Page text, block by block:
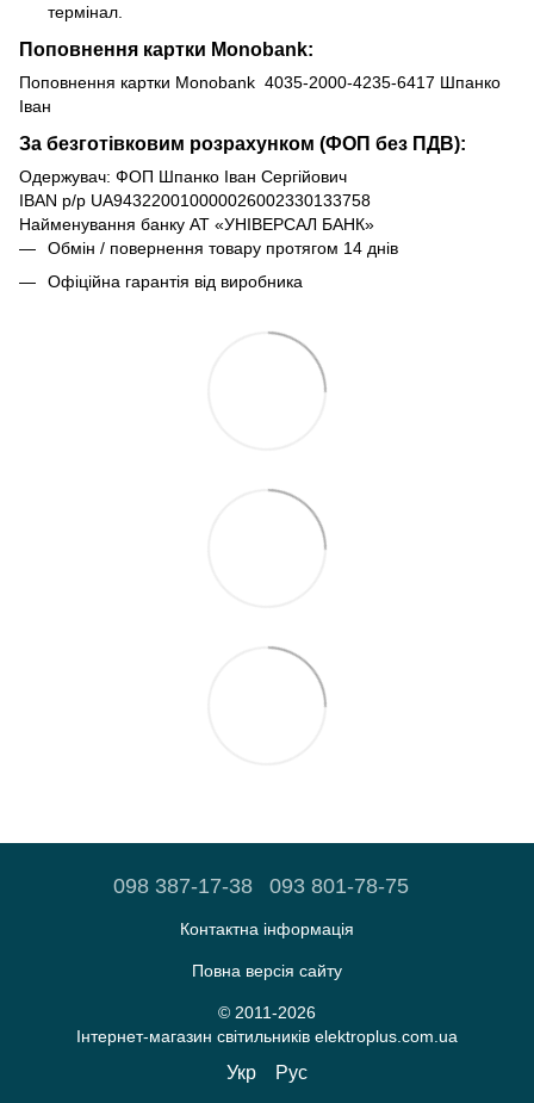
термінал.
Поповнення картки Monobank:
Поповнення картки Monobank 4035-2000-4235-6417 Шпанко
Іван
За безготівковим розрахунком (ФОП без ПДВ):
Одержувач: ФОП Шпанко Іван Сергійович
IBAN р/р UA943220010000026002330133758
Найменування банку АТ «УНІВЕРСАЛ БАНК»
Обмін / повернення товару протягом 14 днів
Офіційна гарантія від виробника
098 387-17-38 093 801-78-75
Контактна інформація
Повна версія сайту
© 2011-2026
Iнтернет-магазин світильників elektroplus.com.ua
Укр Рус